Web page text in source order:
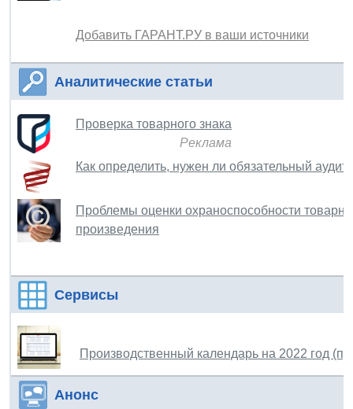
Добавить ГАРАНТ.РУ в ваши источники
Аналитические статьи
Проверка товарного знака
Реклама
Как определить, нужен ли обязательный аудит
Проблемы оценки охраноспособности
произведения
Сервисы
Производственный календарь на 2022 год
Анонс